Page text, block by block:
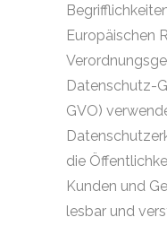
Europäischen
Datenschutz-
GVO)
die
Kunden und
lesbar und